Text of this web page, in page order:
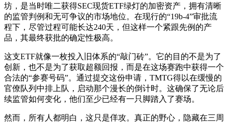
坊，是当时唯二获得SEC现货ETF绿灯的加密资产，拥有清晰
的监管判例和无可争议的市场地位。在现行的“19b-4”审批流
程下，尽管过程可能长达240天，但这样一个紧跟先例的产
品，其最终获批的确定性极高。
这支ETF就像一枚投入旧体系的“敲门砖”。它的目的不是为了
创新，也不是为了获取超额回报，而是在这场赛跑中获得一个
合法的“参赛号码”。通过提交这份申请，TMTG得以在缓慢的
官僚队列中排上队，启动那个漫长的倒计时。这确保了无论后
续监管如何变化，他们至少已经有一只脚踏入了赛场。
然而，所有人都明白，这只是佯攻。真正的野心，隐藏在三周